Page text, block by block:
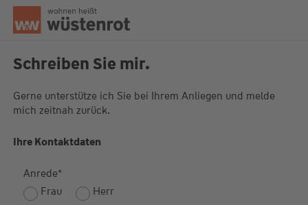
Seitenanfang
Schreiben Sie mir.
Gerne unterstütze ich Sie bei Ihrem Anliegen und melde
mich zeitnah zurück.
Ihre Kontaktdaten
Anrede*
Frau
Herr
Unsere Chatzeiten:
Fr: 9:00 Uhr - 18:00 Uhr